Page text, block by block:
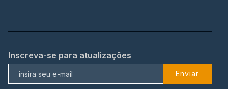
Inscreva-se para atualizações
Enviar